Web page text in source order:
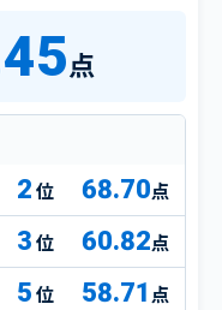
点
2 68.70点
3 60.82点
5 58.71 点